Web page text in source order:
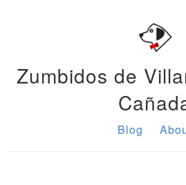
Zumbidos de
Blog